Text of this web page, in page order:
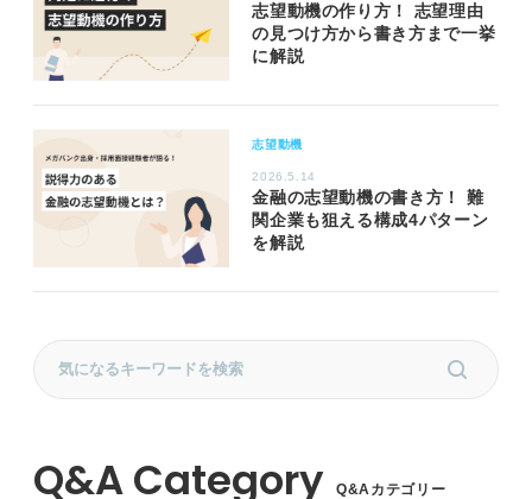
志望動機の作り方！ 志望理由
の見つけ方から書き方まで一挙
に解説
志望動機
2026.5.14
金融の志望動機の書き方！ 難
関企業も狙える構成4パターン
を解説
Q&Aカテゴリー